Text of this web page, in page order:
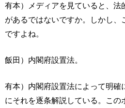
有本）メディアを見ていると、法
があるではないですか。しかし、
ですよね。
飯田）内閣府設置法。
有本）内閣府設置法によって明確
にそれを逐条解説している。この